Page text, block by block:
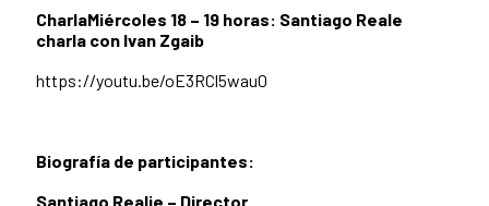
CharlaMiércoles 18 – 19 horas: Santiago Reale
charla con Ivan Zgaib
https://youtu.be/oE3RCl5wau0
Biografía de participantes:
Santiago Realie – Director